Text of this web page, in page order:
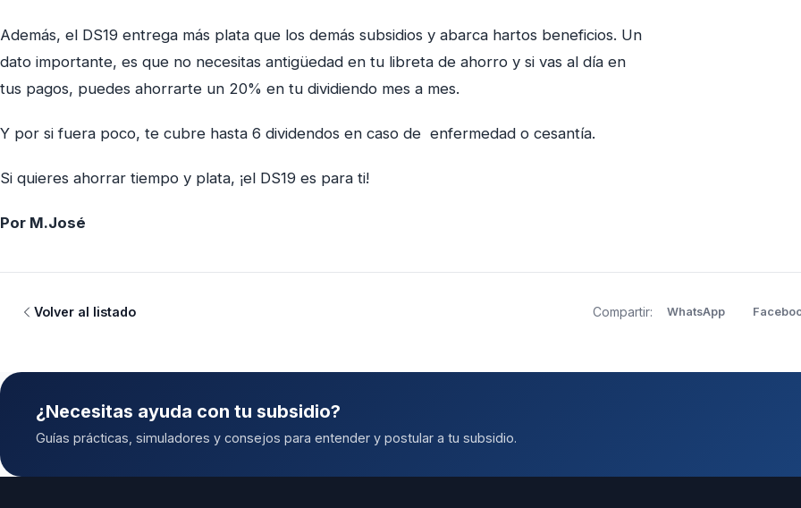
Además, el DS19 entrega más plata que los demás subsidios y abarca hartos beneficios. Un
dato importante, es que no necesitas antigüedad en tu libreta de ahorro y si vas al día en
tus pagos, puedes ahorrarte un 20% en tu dividiendo mes a mes.
Y por si fuera poco, te cubre hasta 6 dividendos en caso de enfermedad o cesantía.
Si quieres ahorrar tiempo y plata, ¡el DS19 es para ti!
Por M.José
Volver al listado Compartir: WhatsApp
¿Necesitas ayuda con tu subsidio?
Guías prácticas, simuladores y consejos para entender y postular a tu subsidio.